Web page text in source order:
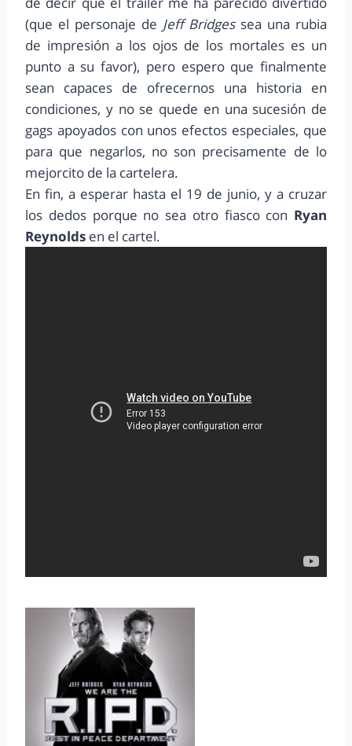
(que el personaje de Jeff Bridgessea una rubia
de impresión a los ojos de los mortales es un
punto a su favor), pero espero que finalmente
sean capaces de ofrecernos una historia en
condiciones, y no se quede en una sucesión de
gags apoyados con unos efectos especiales, que
para que negarlos, no son precisamente de lo
mejorcito de la cartelera.
En fin, a esperar hasta el 19 de junio, y a cruzar
los dedos porque no sea otro fiasco con Ryan
Reynolds en el cartel.